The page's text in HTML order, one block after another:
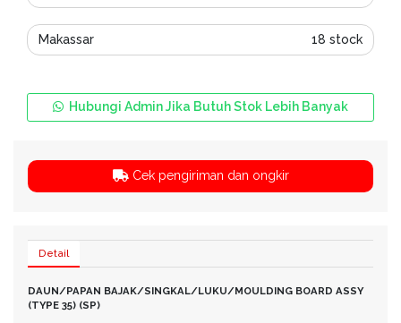
Makassar 18 stock
Hubungi Admin Jika Butuh Stok Lebih Banyak
Cek pengiriman dan ongkir
Detail
DAUN/PAPAN BAJAK/SINGKAL/LUKU/MOULDING BOARD ASSY
(TYPE 35) (SP)